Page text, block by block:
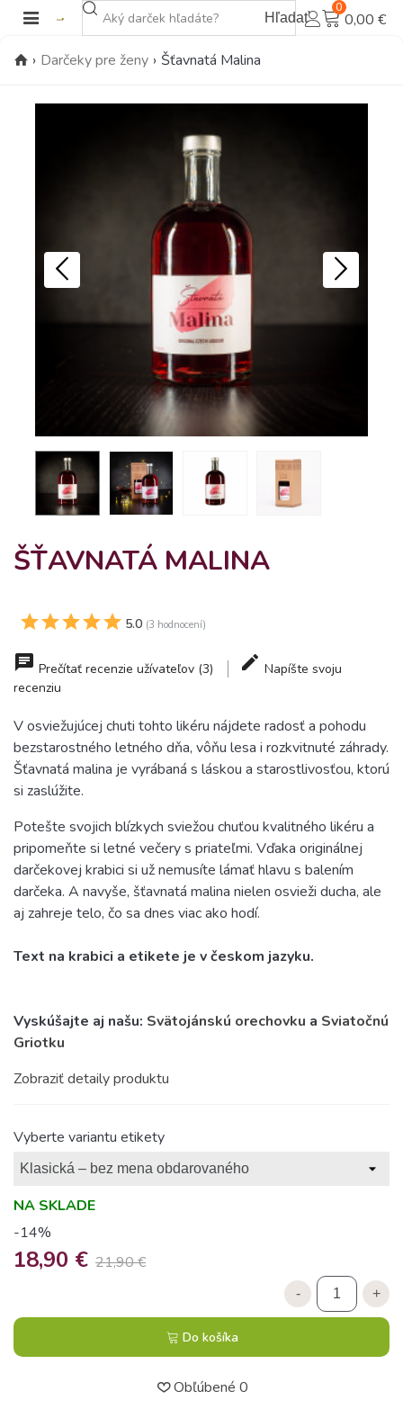
Hľadať
0
0,00 €
› Darčeky pre ženy › Šťavnatá Malina
ŠŤAVNATÁ MALINA
5.0 (3 hodnocení)
Prečítať recenzie užívateľov (3)
Napíšte svoju
recenziu
V osviežujúcej chuti tohto likéru nájdete radosť a pohodu
bezstarostného letného dňa, vôňu lesa i rozkvitnuté záhrady.
Šťavnatá malina je vyrábaná s láskou a starostlivosťou, ktorú
si zaslúžite.
Potešte svojich blízkych sviežou chuťou kvalitného likéru a
pripomeňte si letné večery s priateľmi. Vďaka originálnej
darčekovej krabici si už nemusíte lámať hlavu s balením
darčeka. A navyše, šťavnatá malina nielen osvieži ducha, ale
aj zahreje telo, čo sa dnes viac ako hodí.
Text na krabici a etikete je v českom jazyku.
Vyskúšajte aj našu: Svätojánskú orechovku a Sviatočnú
Griotku
Zobraziť detaily produktu
Vyberte variantu etikety
NA SKLADE
-14%
18,90 € 21,90 €
- +
Do košíka
Obľúbené 0